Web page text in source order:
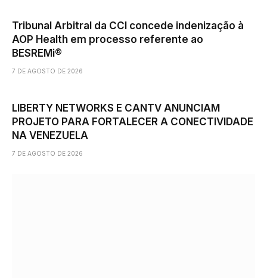
Tribunal Arbitral da CCI concede indenização à
AOP Health em processo referente ao
BESREMi®
7 DE AGOSTO DE 2026
LIBERTY NETWORKS E CANTV ANUNCIAM
PROJETO PARA FORTALECER A CONECTIVIDADE
NA VENEZUELA
7 DE AGOSTO DE 2026